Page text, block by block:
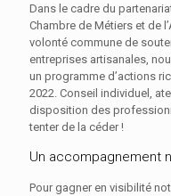
Dans le cadre du
Chambre de Métiers et de
volonté commune de
entreprises artisanales,
un programme d’actions
2022. Conseil individuel,
disposition des
tenter de la céder !
Un accompagnement
Pour gagner en visibilité